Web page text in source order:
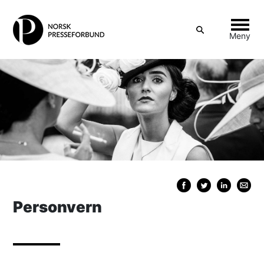
Vis
søkeboks
Skipp
innhold
Meny
Personvern